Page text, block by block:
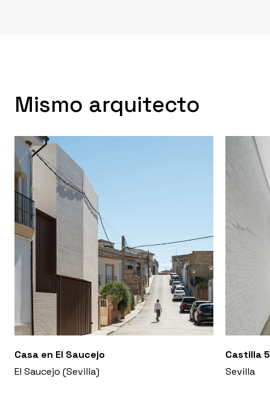
Mismo arquitecto
Casa en El Saucejo
El Saucejo (Sevilla)
Castilla
Sevilla